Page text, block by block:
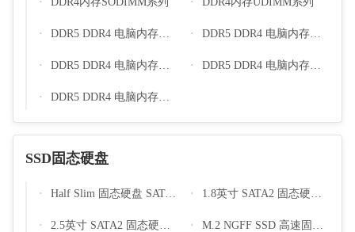
DDR5 DDR4 电脑内存散热片马甲系列 H54 H44 DDR5 DDR4 电脑内存散热片马甲系列 H53 H43
DDR5 DDR4 电脑内存散热片马甲系列 H52 H42 DDR5 DDR4 电脑内存散热片马甲系列 H51 H41
DDR5 DDR4 电脑内存散热片马甲系列 H50 H40
SSD固态硬盘
Half Slim 固态硬盘 SATA2 SSD H100 1.8英寸 SATA2 固态硬盘 SSD S100+
2.5英寸 SATA2 固态硬盘 SSD S100 M.2 NGFF SSD 高速固态硬盘 N400